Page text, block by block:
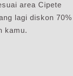
area Cipete
lagi diskon 70%
kamu.